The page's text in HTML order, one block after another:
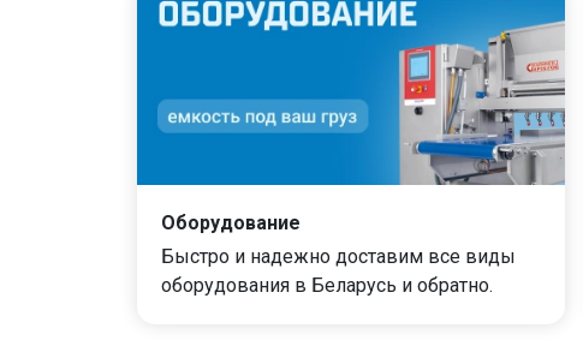
Оборудование
Быстро и надежно доставим все виды
оборудования в Беларусь и обратно.